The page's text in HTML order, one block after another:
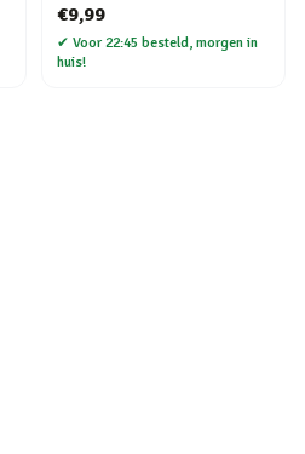
€9,99
✔ Voor 22:45 besteld, morgen in
huis!